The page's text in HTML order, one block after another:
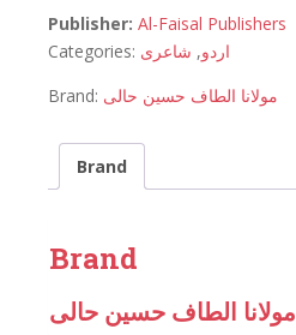
Publisher: Al-Faisal Publishers
Categories:
اردو, شاعری
Brand: مولانا الطاف حسین حالی
Brand
Brand
مولانا الطاف حسین حالی